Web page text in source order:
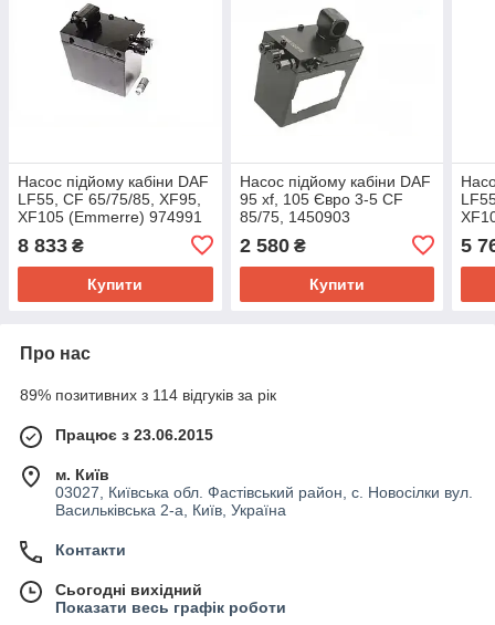
Насос підйому кабіни DAF
LF55, CF 65/75/85, XF95,
XF105 (Emmerre) 974991
8 833 ₴
Купити
Насос підйому кабіни DAF
95 xf, 105 Євро 3-5 CF
85/75, 1450903
2 580₴
Купити
5
Про нас
89% позитивних з 114 відгуків за рік
Працює з 23.06.2015
м. Київ
03027, Київська обл. Фастівський район, с. Новосілки вул.
Васильківська 2-а, Київ, Україна
Контакти
Сьогодні вихідний
Показати весь графік роботи